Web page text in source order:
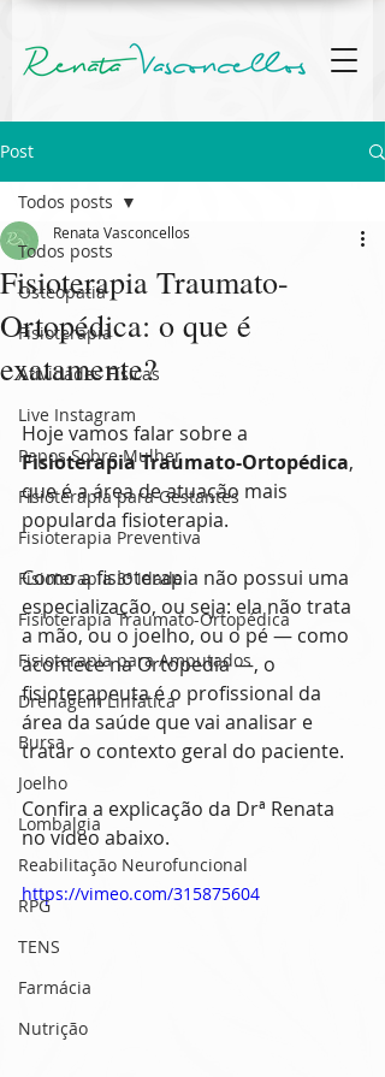
Post
Todos posts
Osteopatia
Fisioterapia
Atividades Físicas
Live Instagram
Papos Sobre Mulher
Fisioterapia para Gestantes
Fisioterapia Preventiva
Fisioterapia 3ª idade
Fisioterapia Traumato-Ortopédica
Fisioterapia para Amputados
Drenagem Linfática
Bursa
Joelho
Lombalgia
Reabilitação Neurofuncional
RPG
TENS
Farmácia
Nutrição
Todos posts
Fisioterapia Traumato-
Ortopédica: o que é
exatamente?
Renata Vasconcellos
Hoje vamos falar sobre a
Fisioterapia Traumato-Ortopédica,
que é a área de atuação mais
popularda fisioterapia.
Como a fisioterapia não possui uma
especialização, ou seja: ela não trata
a mão, ou o joelho, ou o pé — como
acontece na Ortopedia —, o
fisioterapeuta é o profissional da
área da saúde que vai analisar e
tratar o contexto geral do paciente.
Confira a explicação da Drª Renata
no vídeo abaixo.
https://vimeo.com/315875604